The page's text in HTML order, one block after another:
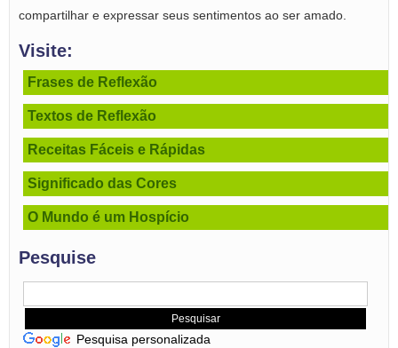
compartilhar e expressar seus sentimentos ao ser amado.
Visite:
Frases de Reflexão
Textos de Reflexão
Receitas Fáceis e Rápidas
Significado das Cores
O Mundo é um Hospício
Pesquise
Pesquisa personalizada